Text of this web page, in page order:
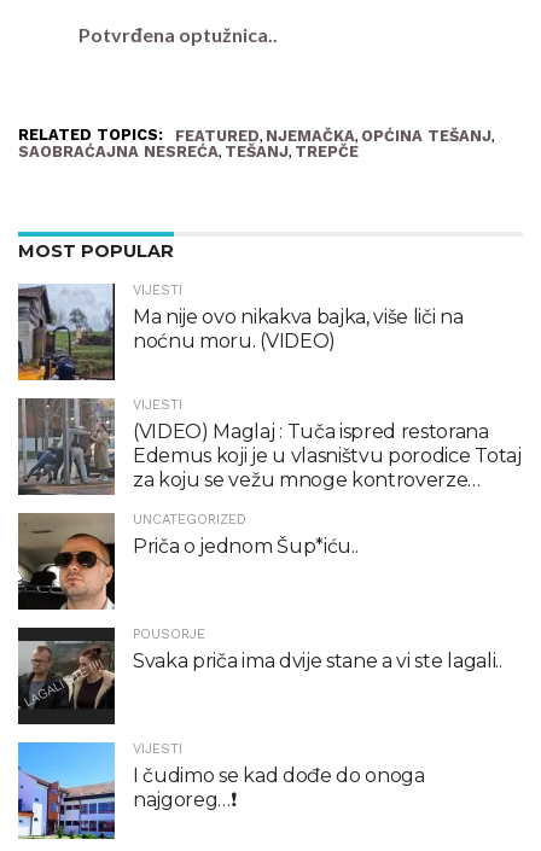
Potvrđena optužnica..
RELATED TOPICS: FEATURED, NJEMAČKA, OPĆINA TEŠANJ,
SAOBRAĆAJNA NESREĆA, TEŠANJ, TREPČE
MOST POPULAR
VIJESTI
Ma nije ovo nikakva bajka, više liči na
noćnu moru. (VIDEO)
VIJESTI
(VIDEO) Maglaj : Tuča ispred restorana
Edemus koji je u vlasništvu porodice Totaj
za koju se vežu mnoge kontroverze…
UNCATEGORIZED
Priča o jednom Šup*iću..
POUSORJE
Svaka priča ima dvije stane a vi ste lagali..
VIJESTI
I čudimo se kad dođe do onoga
najgoreg…❗️